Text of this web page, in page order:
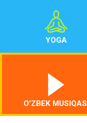
YOGA
O'ZBEK MUSIQASI